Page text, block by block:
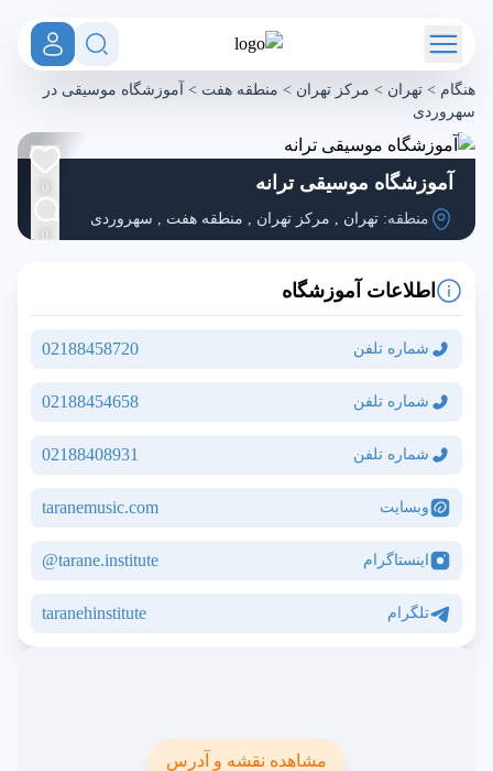
هنگام > تهران > مرکز تهران > منطقه هفت > آموزشگاه موسیقی در
سهروردی
آموزشگاه موسیقی ترانه
منطقه: تهران , مرکز تهران , منطقه هفت , سهروردی
0
0
اطلاعات آموزشگاه
شماره تلفن 02188458720
شماره تلفن 02188454658
شماره تلفن 02188408931
وبسایت taranemusic.com
اینستاگرام tarane.institute@
تلگرام taranehinstitute
مشاهده نقشه و آدرس